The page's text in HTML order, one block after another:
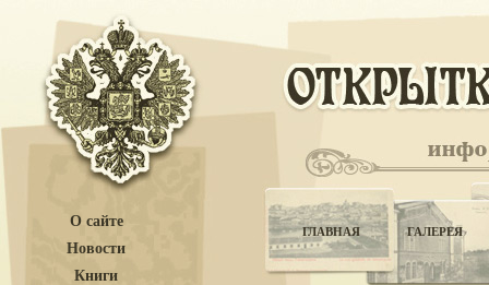
О сайте
Новости
Книги
ГЛАВНАЯ ГАЛЕРЕЯ